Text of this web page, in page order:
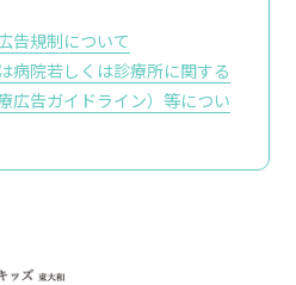
告規制について
病院若しくは診療所に関する
広告ガイドライン）等につい